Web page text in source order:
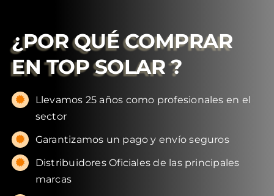
¿POR QUÉ COMPRAR
EN TOP SOLAR ?
Llevamos 25 años como profesionales en el
sector
Garantizamos un pago y envío seguros
Distribuidores Oficiales de las principales
marcas